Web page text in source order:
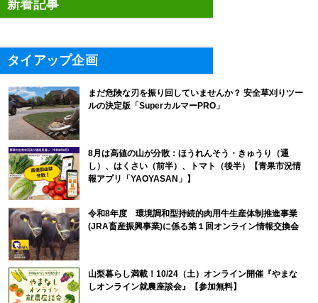
新着記事
タイアップ企画
まだ危険な刃を振り回していませんか？ 安全草刈りツー
ルの決定版「SuperカルマーPRO」
8月は高値の山が分散：ほうれんそう・きゅうり（通
し）、はくさい（前半）、トマト（後半）【青果市況情
報アプリ「YAOYASAN」】
令和8年度 環境調和型持続的肉用牛生産体制推進事業
(JRA畜産振興事業)に係る第１回オンライン情報交換会
山梨暮らし満載！10/24（土）オンライン開催『やまな
しオンライン就農座談会』【参加無料】